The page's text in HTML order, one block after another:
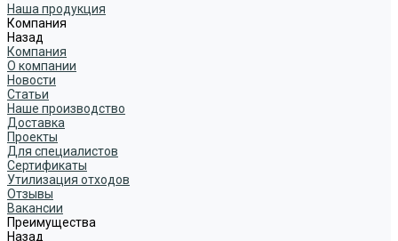
Наша продукция
Компания
Назад
Компания
О компании
Новости
Статьи
Наше производство
Доставка
Проекты
Для специалистов
Сертификаты
Утилизация отходов
Отзывы
Вакансии
Преимущества
Назад